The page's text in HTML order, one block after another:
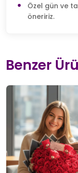
Özel gün ve
öneririz.
Benzer